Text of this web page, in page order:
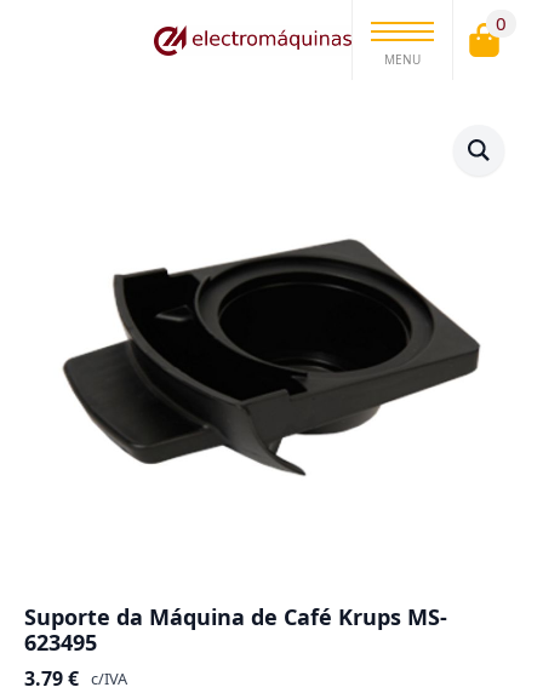
MENU
0
Suporte da Máquina de Café Krups MS-
623495
3.79€ c/IVA